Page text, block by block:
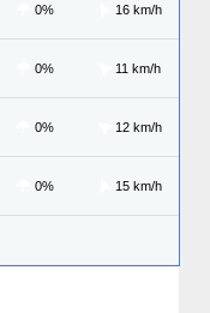
0% 16 km/h
0% 11 km/h
0% 12 km/h
0% 15 km/h